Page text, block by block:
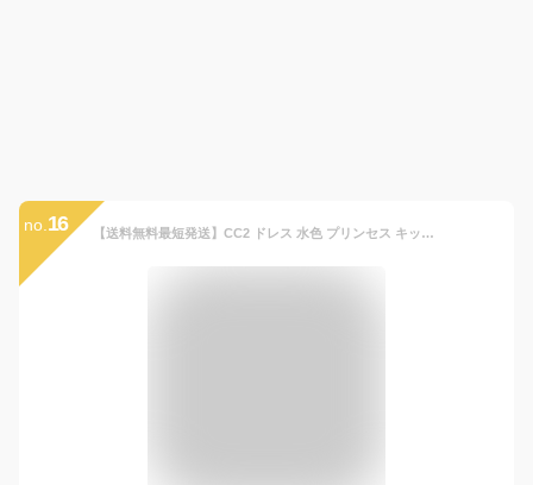
no. 16 【送料無料最短発送】CC2 ドレス 水色 プリンセス キッズ 子供 コスチューム かわいい 女の子 プレゼント ワンピース ハロウィン 仮装 パーティー 誕生日 プレゼント キラキラ 真珠